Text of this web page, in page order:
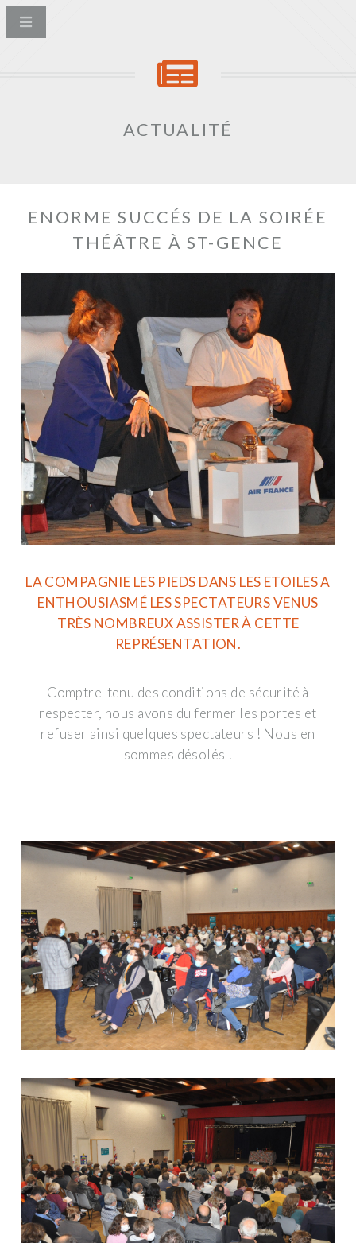
ACTUALITÉ
ENORME SUCCÉS DE LA SOIRÉE
THÉÂTRE À ST-GENCE
LA COMPAGNIE LES PIEDS DANS LES ETOILES A
ENTHOUSIASMÉ LES SPECTATEURS VENUS
TRÈS NOMBREUX ASSISTER À CETTE
REPRÉSENTATION.
Comptre-tenu des conditions de sécurité à
respecter, nous avons du fermer les portes et
refuser ainsi quelques spectateurs ! Nous en
sommes désolés !